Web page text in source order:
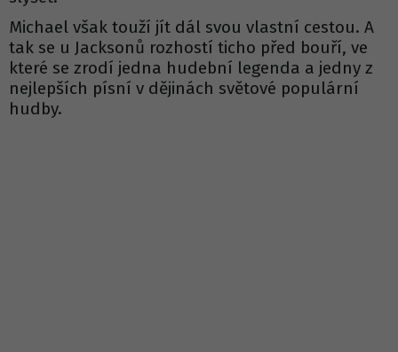
Michael však touží jít dál svou vlastní cestou. A
tak se u Jacksonů rozhostí ticho před bouří, ve
které se zrodí jedna hudební legenda a jedny z
nejlepších písní v dějinách světové populární
hudby.